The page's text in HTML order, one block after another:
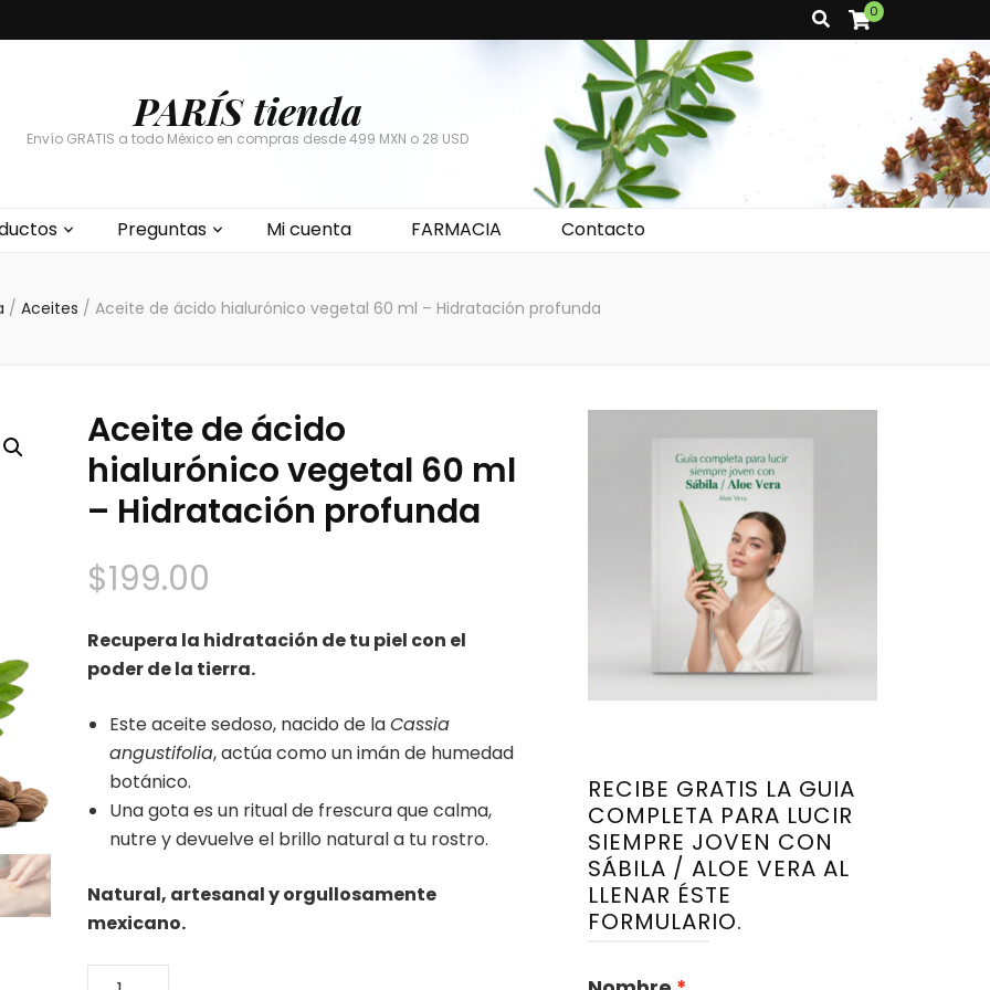
0
PARÍS tienda
Envío GRATIS a todo México en compras desde 499 MXN o 28 USD
Preguntas Mi cuenta FARMACIA Contacto
/ Aceites / Aceite de ácido hialurónico vegetal 60 ml – Hidratación profunda
Aceite de ácido
hialurónico vegetal 60 ml
– Hidratación profunda
$199.00
Recupera la hidratación de tu piel con el
poder de la tierra.
Este aceite sedoso, nacido de laCassia
angustifolia, actúa como un imán de humedad
botánico.
Una gota es un ritual de frescura que calma,
nutre y devuelve el brillo natural a tu rostro.
Natural, artesanal y orgullosamente
mexicano.
Aceite
RECIBE GRATIS LA GUIA
COMPLETA PARA LUCIR
SIEMPRE JOVEN CON
SÁBILA / ALOE VERA AL
LLENAR ÉSTE
FORMULARIO.